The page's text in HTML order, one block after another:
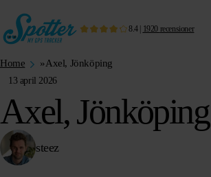
8.4| 1920 recensioner
Home »Axel, Jönköping
13 april 2026
Axel, Jönköping
steez